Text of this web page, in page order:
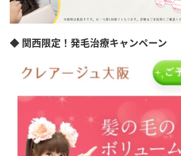
◆ 関西限定！発毛治療キャンペーン